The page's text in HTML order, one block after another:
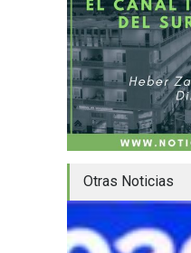
Otras Noticias